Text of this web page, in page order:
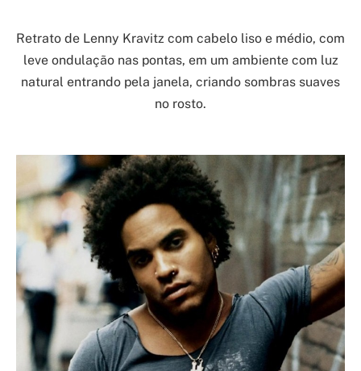
Retrato de Lenny Kravitz com cabelo liso e médio, com
leve ondulação nas pontas, em um ambiente com luz
natural entrando pela janela, criando sombras suaves
no rosto.